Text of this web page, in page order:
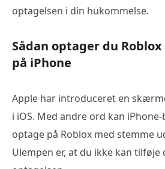
optagelsen i din hukommelse.
Sådan optager du
på iPhone
Apple har introduceret en
i iOS. Med andre ord kan
optage på Roblox med stemme
Ulempen er, at du ikke kan tilføje